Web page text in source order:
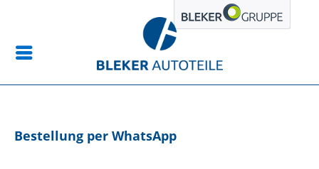
Bestellung per WhatsApp